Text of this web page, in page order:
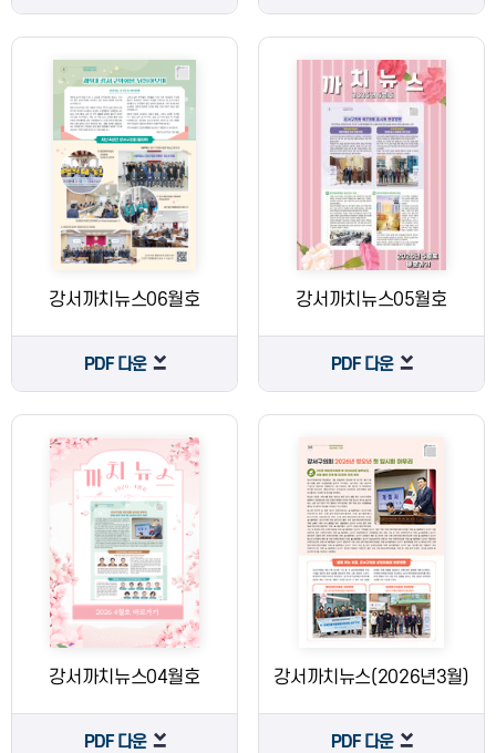
강서까치뉴스06월호
PDF 다운
강서까치뉴스05월호
PDF 다운
강서까치뉴스04월호
PDF 다운
강서까치뉴스(2026년3월)
PDF 다운